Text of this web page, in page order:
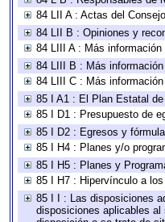
84 LII A : Actas del
84 LII B : Opiniones y
84 LIII A : Más
84 LIII B : Más
84 LIII C : Más
85 I A1 : El Plan Estatal
85 I D1 : Presupuesto de
85 I D2 : Egresos y
85 I H4 : Planes y/o
85 I H5 : Planes y
85 I H7 : Hipervínculo a
85 I I : Las disposiciones
disposiciones aplicables al